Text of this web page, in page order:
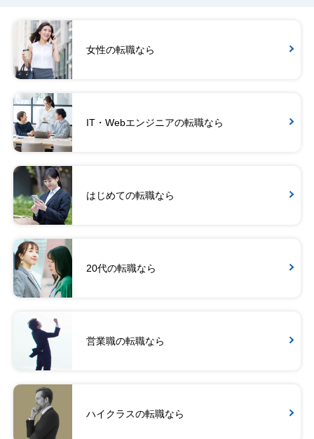
女性の転職なら
IT・Webエンジニアの転職なら
はじめての転職なら
20代の転職なら
営業職の転職なら
ハイクラスの転職なら